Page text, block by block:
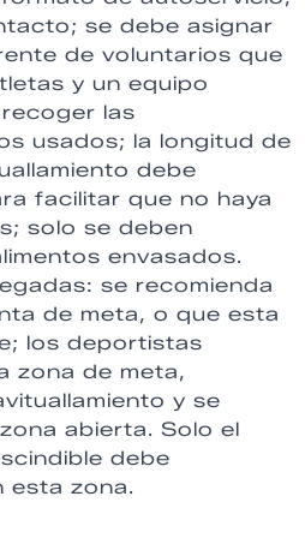
se debe asignar
de voluntarios que
y un equipo
las
usados; la longitud de
debe
facilitar que no haya
solo se deben
envasados.
se recomienda
de meta, o que esta
los deportistas
zona de meta,
y se
abierta. Solo el
debe
esta zona.